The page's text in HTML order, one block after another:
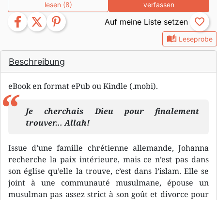
auto_stories Leseprobe
Beschreibung
eBook en format ePub ou Kindle (.mobi).
Je cherchais Dieu pour finalement
trouver… Allah!
Issue d’une famille chrétienne allemande, Johanna
recherche la paix intérieure, mais ce n’est pas dans
son église qu’elle la trouve, c’est dans l’islam. Elle se
joint à une communauté musulmane, épouse un
musulman pas assez strict à son goût et divorce pour
lesen (8)
verfassen
facebook twitter pinterest favorite_border